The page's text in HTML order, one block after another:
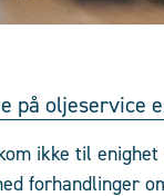
på oljeservice
ikke til
forhandlinger